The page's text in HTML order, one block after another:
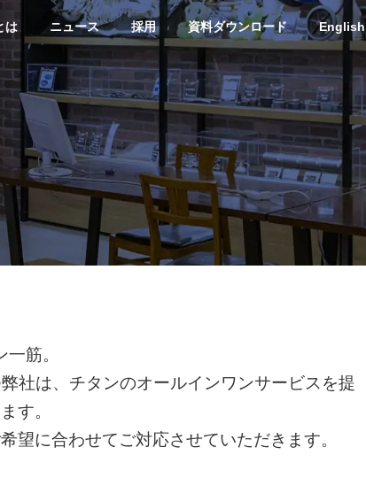
は ニュース 採用 資料ダウンロード English
一筋。
社は、チタンのオールインワンサービスを提
す。
望に合わせてご対応させていただきます。